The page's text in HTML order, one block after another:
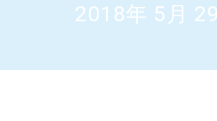
2018年 5月